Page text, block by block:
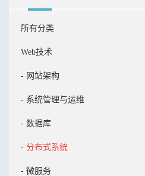
所有分类
Web技术
- 网站架构
- 系统管理与运维
- 数据库
- 分布式系统
- 微服务